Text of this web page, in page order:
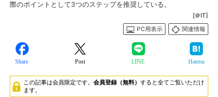
際のポイントとして3つのステップを推奨している。
[＠IT]
PC用表示
関連情報
Share Post LINE Hatena
この記事は会員限定です。 会員登録（無料） すると全てご覧いただけ
ます。